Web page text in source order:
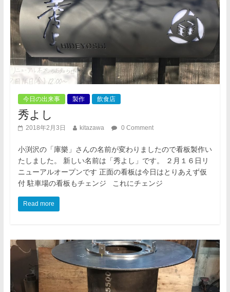
今日の出来事 製作 飲食店
秀よし
2018年2月3日 kitazawa 0 Comment
小渕沢の「庫樂」さんの名前が変わりましたので看板製作い
たしました。 新しい名前は「秀よし」です。 ２月１６日リ
ニューアルオープンです 正面の看板は今日はとりあえず仮
付 駐車場の看板もチェンジ これにチェンジ
Read more